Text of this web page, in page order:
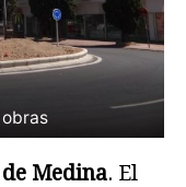
Medina. El